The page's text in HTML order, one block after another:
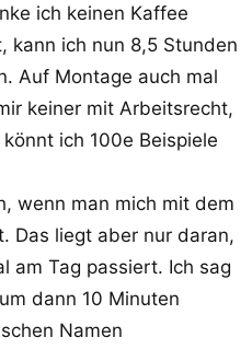
ich keinen Kaffee
kann ich nun 8,5 Stunden
Auf Montage auch mal
keiner mit Arbeitsrecht,
ich 100e Beispiele
wenn man mich mit dem
Das liegt aber nur daran,
am Tag passiert. Ich sag
dann 10 Minuten
Namen